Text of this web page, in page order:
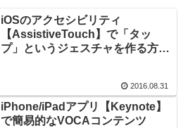
iOSのアクセシビリティ
【AssistiveTouch】で「タッ
プ」というジェスチャを作る方法
2016.08.31
iPhone/iPadアプリ【Keynote】
で簡易的なVOCAコンテンツ